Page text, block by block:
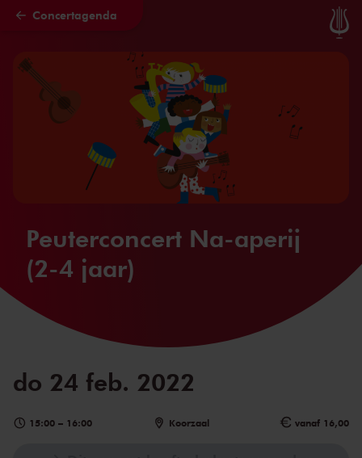
Naar hoofdcontent
Concertagenda
Peuterconcert Na-aperij
(2-4 jaar)
do 24 feb. 2022
15:00 – 16:00 Koorzaal vanaf 16,00